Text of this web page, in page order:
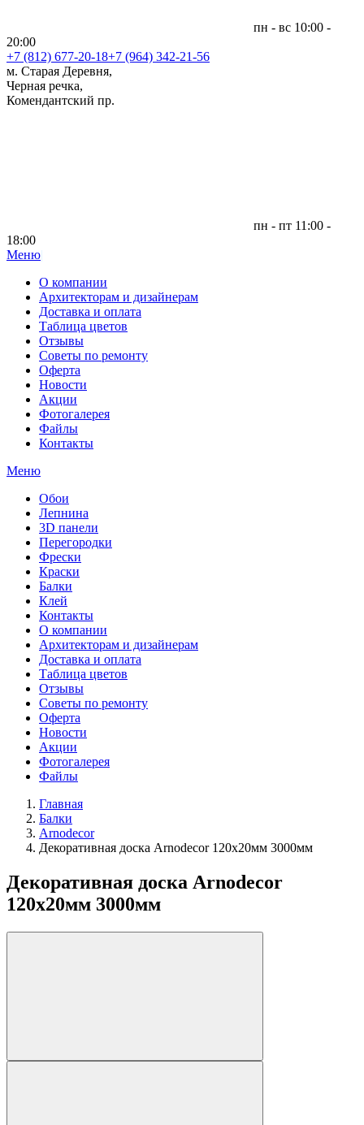
пн - вс 10:00 -
20:00
+7 (812) 677-20-18+7 (964) 342-21-56
м. Старая Деревня,
Черная речка,
Комендантский пр.
пн - пт 11:00 -
18:00
Меню|
О компании
Архитекторам и дизайнерам
Доставка и оплата
Таблица цветов
Отзывы
Советы по ремонту
Оферта
Новости
Акции
Фотогалерея
Файлы
Контакты
Меню
Обои
Лепнина
3D панели
Перегородки
Фрески
Краски
Балки
Клей
Контакты
О компании
Архитекторам и дизайнерам
Доставка и оплата
Таблица цветов
Отзывы
Советы по ремонту
Оферта
Новости
Акции
Фотогалерея
Файлы
Главная
Балки
Arnodecor
Декоративная доска Arnodecor 120х20мм 3000мм
Декоративная доска Arnodecor
120х20мм 3000мм